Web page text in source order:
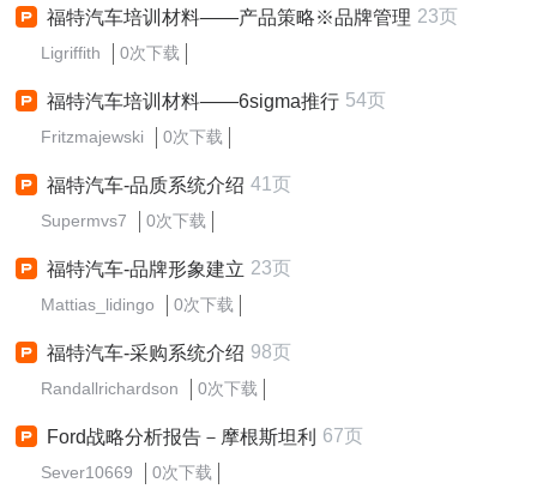
福特汽车培训材料——产品策略※品牌管理 23页
Ligriffith 0次下载
福特汽车培训材料——6sigma推行 54页
Fritzmajewski 0次下载
福特汽车-品质系统介绍 41页
Supermvs7 0次下载
福特汽车-品牌形象建立 23页
Mattias_lidingo 0次下载
福特汽车-采购系统介绍 98页
Randallrichardson 0次下载
Ford战略分析报告－摩根斯坦利 67页
Sever10669 0次下载